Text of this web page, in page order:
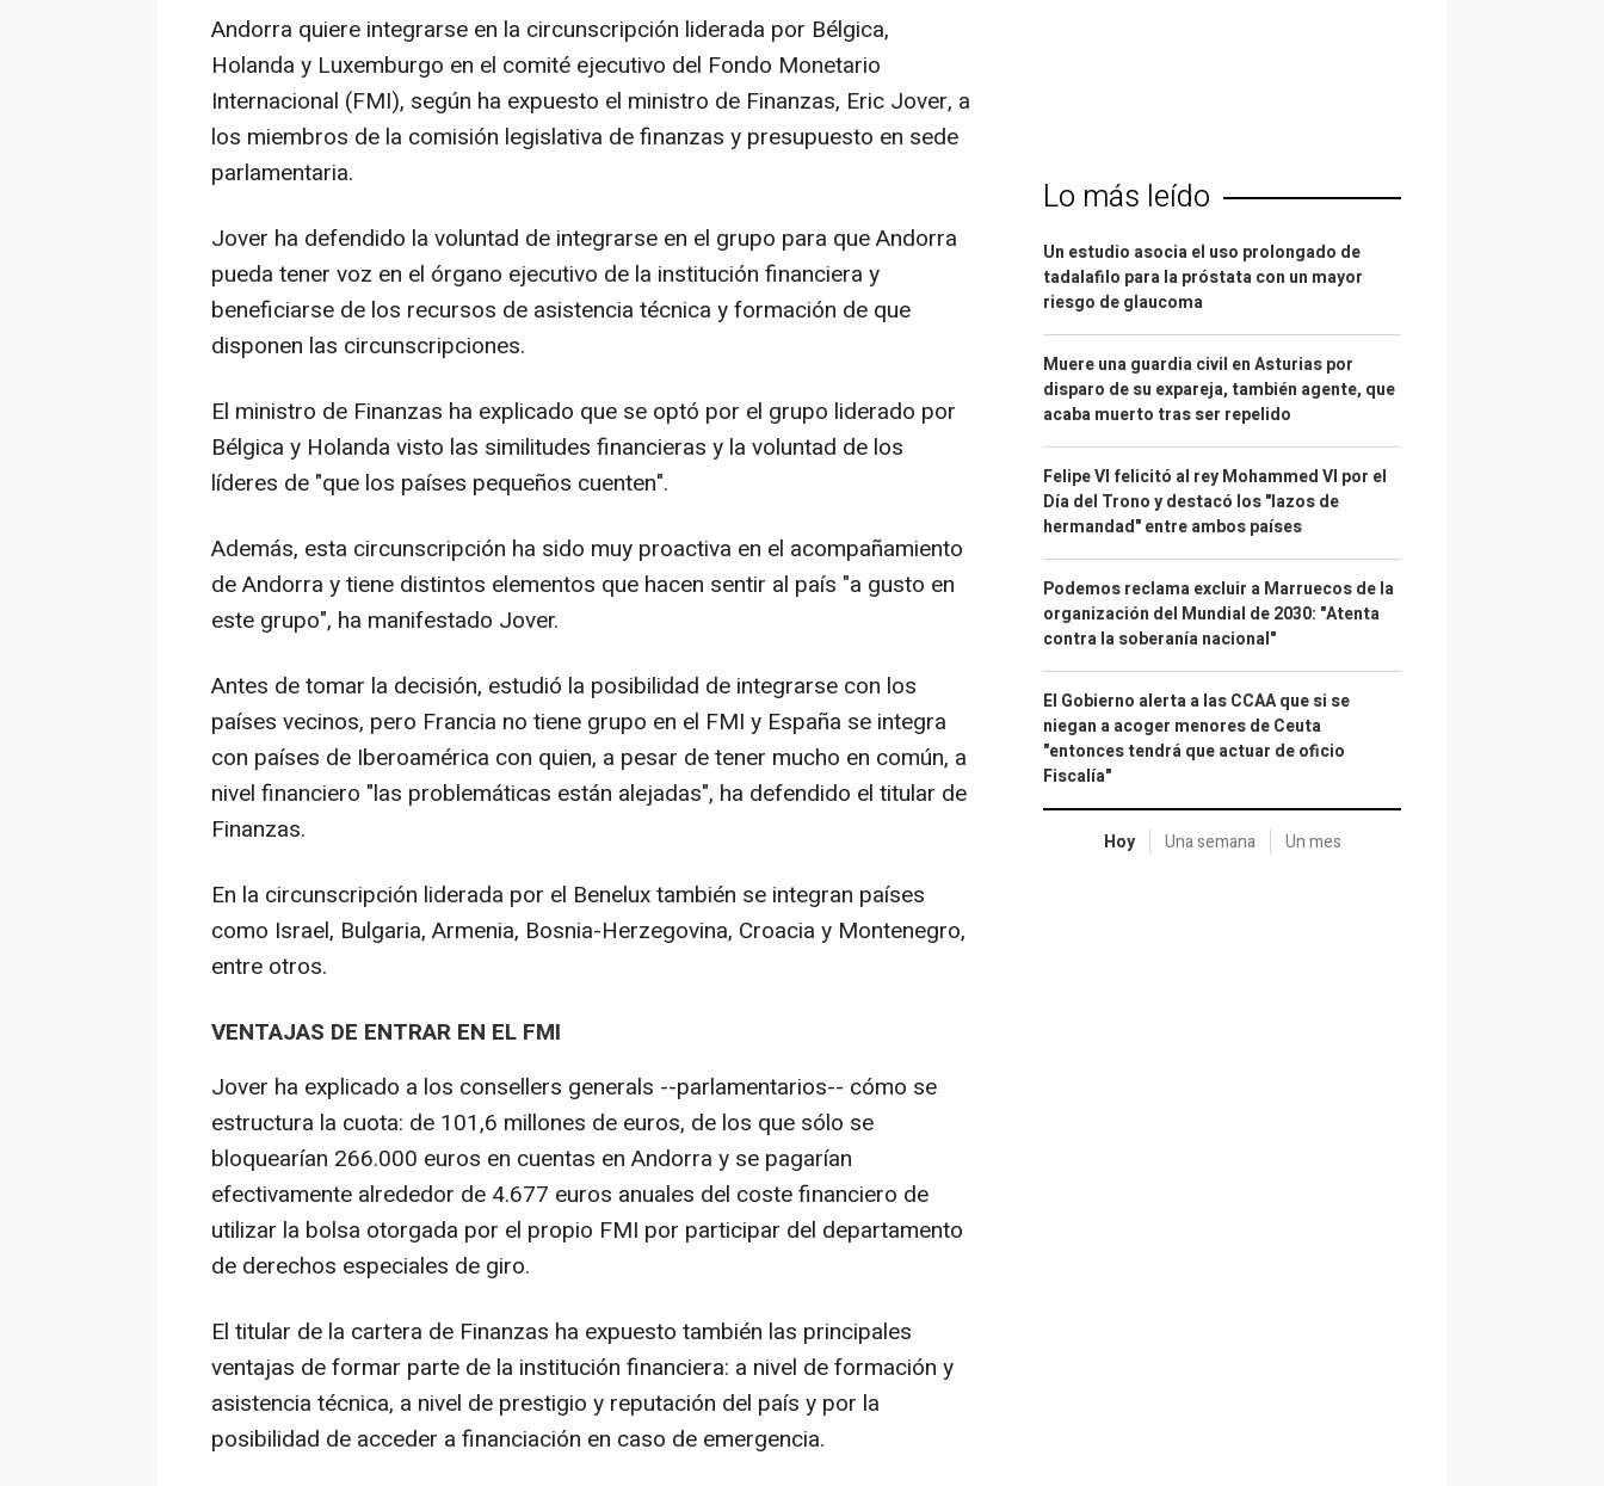
Andorra quiere integrarse en la circunscripción liderada por Bélgica,
Holanda y Luxemburgo en el comité ejecutivo del Fondo Monetario
Internacional (FMI), según ha expuesto el ministro de Finanzas, Eric Jover, a
los miembros de la comisión legislativa de finanzas y presupuesto en sede
parlamentaria.
Jover ha defendido la voluntad de integrarse en el grupo para que Andorra
pueda tener voz en el órgano ejecutivo de la institución financiera y
beneficiarse de los recursos de asistencia técnica y formación de que
disponen las circunscripciones.
El ministro de Finanzas ha explicado que se optó por el grupo liderado por
Bélgica y Holanda visto las similitudes financieras y la voluntad de los
líderes de "que los países pequeños cuenten".
Además, esta circunscripción ha sido muy proactiva en el acompañamiento
de Andorra y tiene distintos elementos que hacen sentir al país "a gusto en
este grupo", ha manifestado Jover.
Antes de tomar la decisión, estudió la posibilidad de integrarse con los
países vecinos, pero Francia no tiene grupo en el FMI y España se integra
con países de Iberoamérica con quien, a pesar de tener mucho en común, a
nivel financiero "las problemáticas están alejadas", ha defendido el titular de
Finanzas.
En la circunscripción liderada por el Benelux también se integran países
como Israel, Bulgaria, Armenia, Bosnia-Herzegovina, Croacia y Montenegro,
entre otros.
VENTAJAS DE ENTRAR EN EL FMI
Jover ha explicado a los consellers generals --parlamentarios-- cómo se
estructura la cuota: de 101,6 millones de euros, de los que sólo se
bloquearían 266.000 euros en cuentas en Andorra y se pagarían
efectivamente alrededor de 4.677 euros anuales del coste financiero de
utilizar la bolsa otorgada por el propio FMI por participar del departamento
de derechos especiales de giro.
El titular de la cartera de Finanzas ha expuesto también las principales
ventajas de formar parte de la institución financiera: a nivel de formación y
asistencia técnica, a nivel de prestigio y reputación del país y por la
posibilidad de acceder a financiación en caso de emergencia.
Lo más leído
Un estudio asocia el uso prolongado de
tadalafilo para la próstata con un mayor
riesgo de glaucoma
Muere una guardia civil en Asturias por
disparo de su expareja, también agente, que
acaba muerto tras ser repelido
Felipe VI felicitó al rey Mohammed VI por el
Día del Trono y destacó los "lazos de
hermandad" entre ambos países
Podemos reclama excluir a Marruecos de la
organización del Mundial de 2030: "Atenta
contra la soberanía nacional"
El Gobierno alerta a las CCAA que si se
niegan a acoger menores de Ceuta
"entonces tendrá que actuar de oficio
Fiscalía"
Hoy Una semana Un mes